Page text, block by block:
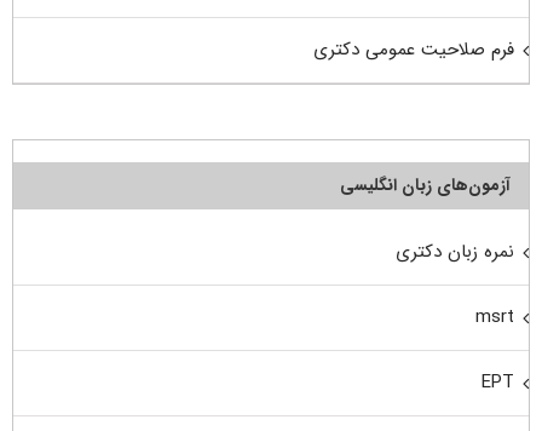
فرم صلاحیت عمومی دکتری
آزمون‌های زبان انگلیسی
نمره زبان دکتری
msrt
EPT